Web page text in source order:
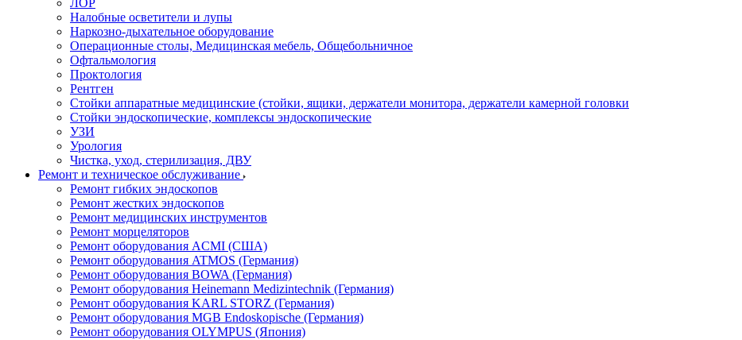
ЛОР
Налобные осветители и лупы
Наркозно-дыхательное оборудование
Операционные столы, Медицинская мебель, Общебольничное
Офтальмология
Проктология
Рентген
Стойки аппаратные медицинские (стойки, ящики, держатели монитора, держатели камерной головки
Стойки эндоскопические, комплексы эндоскопические
УЗИ
Урология
Чистка, уход, стерилизация, ДВУ
Ремонт и техническое обслуживание
Ремонт гибких эндоскопов
Ремонт жестких эндоскопов
Ремонт медицинских инструментов
Ремонт морцеляторов
Ремонт оборудования ACMI (США)
Ремонт оборудования ATMOS (Германия)
Ремонт оборудования BOWA (Германия)
Ремонт оборудования Heinemann Medizintechnik (Германия)
Ремонт оборудования KARL STORZ (Германия)
Ремонт оборудования MGB Endoskopische (Германия)
Ремонт оборудования OLYMPUS (Япония)